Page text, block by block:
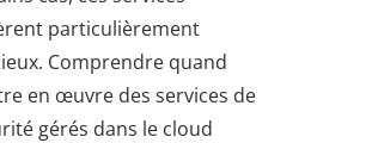
particulièrement
Comprendre quand
en œuvre des services de
gérés dans le cloud